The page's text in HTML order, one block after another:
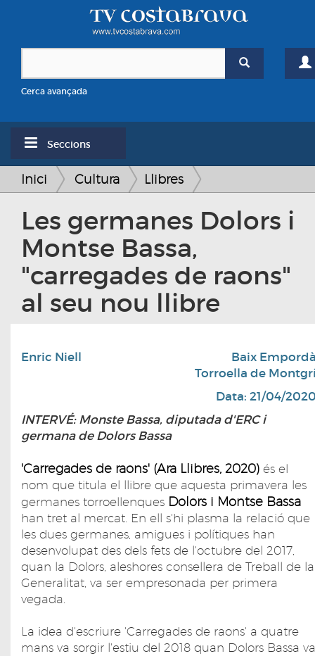
Cerca avançada
Seccions
Inici Cultura Llibres
Les germanes Dolors i
Montse Bassa,
"carregades de raons"
al seu nou llibre
Enric Niell
Baix
Torroella de
Data: 21/04/
INTERVÉ: Monste Bassa, diputada d'ERC i
germana de Dolors Bassa
'Carregades de raons' (Ara Llibres, 2020) és el
nom que titula el llibre que aquesta primavera les
germanes torroellenques Dolors i Montse Bassa
han tret al mercat. En ell s'hi plasma la relació que
les dues germanes, amigues i polítiques han
desenvolupat des dels fets de l'octubre del 2017,
quan la Dolors, aleshores consellera de Treball de la
Generalitat, va ser empresonada per primera
vegada.
La idea d'escriure 'Carregades de raons' a quatre
mans va sorgir l'estiu del 2018 quan Dolors Bassa va